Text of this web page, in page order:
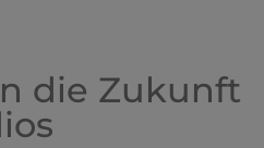
die Zukunft